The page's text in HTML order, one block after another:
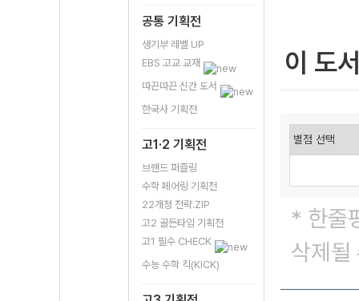
공통 기획전
생기부 레벨 UP
EBS 고교 교재
따끈따끈 신간 도서
한국사 기획전
고1·2 기획전
브랜드 퍼즐링
수학 페어링 기획전
22개정 전략.ZIP
고2 골든타임 기획전
고1 필수 CHECK
수능 수학 킥(KICK)
이 도
* 한줄
삭제될